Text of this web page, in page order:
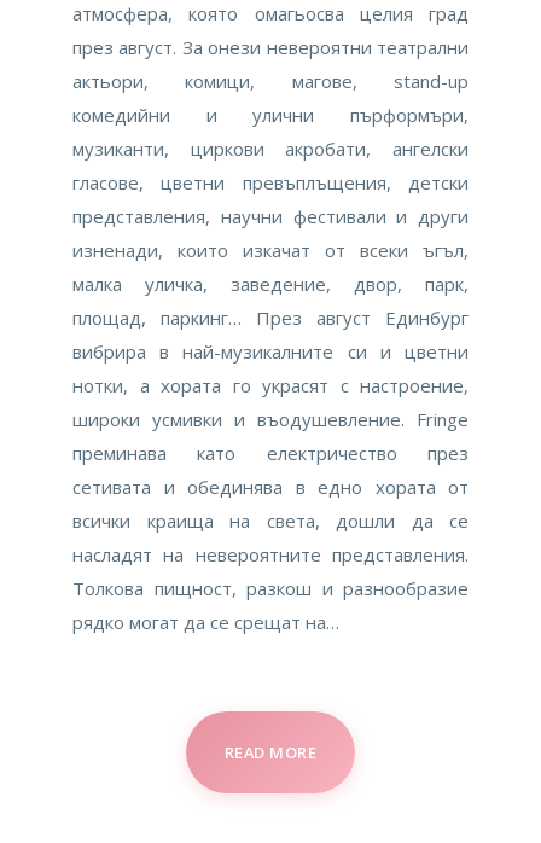
атмосфера, която омагьосва целия град
през август. За онези невероятни театрални
актьори, комици, магове, stand-up
комедийни и улични пърформъри,
музиканти, циркови акробати, ангелски
гласове, цветни превъплъщения, детски
представления, научни фестивали и други
изненади, които изкачат от всеки ъгъл,
малка уличка, заведение, двор, парк,
площад, паркинг… През август Единбург
вибрира в най-музикалните си и цветни
нотки, а хората го украсят с настроение,
широки усмивки и въодушевление. Fringe
преминава като електричество през
сетивата и обединява в едно хората от
всички краища на света, дошли да се
насладят на невероятните представления.
Толкова пищност, разкош и разнообразие
рядко могат да се срещат на…
READ MORE